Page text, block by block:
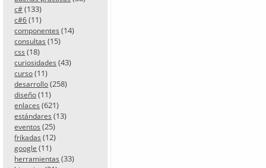
c# (133)
c#6 (11)
componentes (14)
consultas (15)
css (18)
curiosidades (43)
curso (11)
desarrollo (258)
diseño (11)
enlaces (621)
estándares (13)
eventos (25)
frikadas (12)
google (11)
herramientas (33)